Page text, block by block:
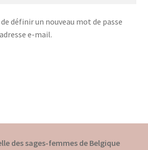
définir un nouveau mot de passe
e-mail.
des sages-femmes de Belgique